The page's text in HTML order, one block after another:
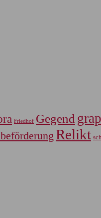
Friedhof Gegend
Relikt